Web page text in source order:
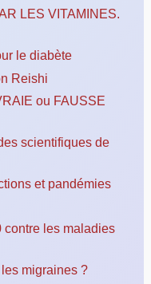
LES VITAMINES.
le diabète
Reishi
ou FAUSSE
scientifiques de
et pandémies
contre les maladies
migraines ?